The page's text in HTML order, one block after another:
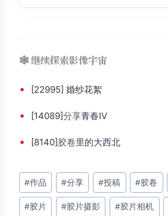
🕸️ 继续探索影像宇宙
• [22995] 婚纱花絮
• [14089]分享青春Ⅳ
• [8140]胶卷里的大西北
文
章
标
#作品 #分享 #投稿 #胶卷
#胶片 #胶片摄影 #胶片相机